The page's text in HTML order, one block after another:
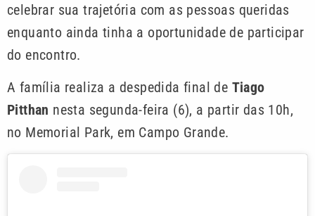
celebrar sua trajetória com as pessoas queridas
enquanto ainda tinha a oportunidade de participar
do encontro.
A família realiza a despedida final de Tiago
Pitthan nesta segunda-feira (6), a partir das 10h,
no Memorial Park, em Campo Grande.